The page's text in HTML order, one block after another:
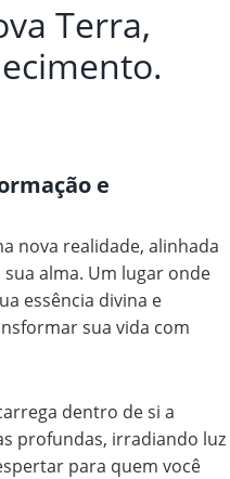
Terra,
e
nova realidade, alinhada
alma. Um lugar onde
essência divina e
sua vida com
dentro de si a
profundas, irradiando luz
para quem você